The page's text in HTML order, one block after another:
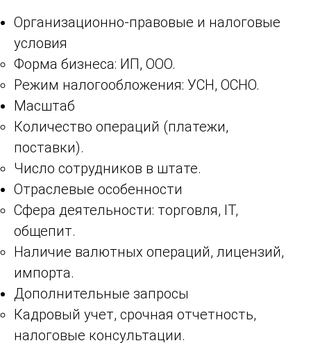
Организационно-правовые и налоговые
условия
Форма бизнеса: ИП, ООО.
Режим налогообложения: УСН, ОСНО.
Масштаб
Количество операций (платежи,
поставки).
Число сотрудников в штате.
Отраслевые особенности
Сфера деятельности: торговля, IT,
общепит.
Наличие валютных операций, лицензий,
импорта.
Дополнительные запросы
Кадровый учет, срочная отчетность,
налоговые консультации.